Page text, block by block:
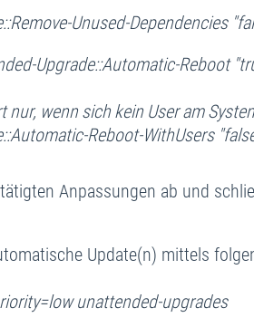
Unused-Dependencies
Upgrade::Automatic-Reboot
nur, wenn sich kein User am
Reboot-WithUsers
Anpassungen ab und
Update(n) mittels
unattended-upgrades